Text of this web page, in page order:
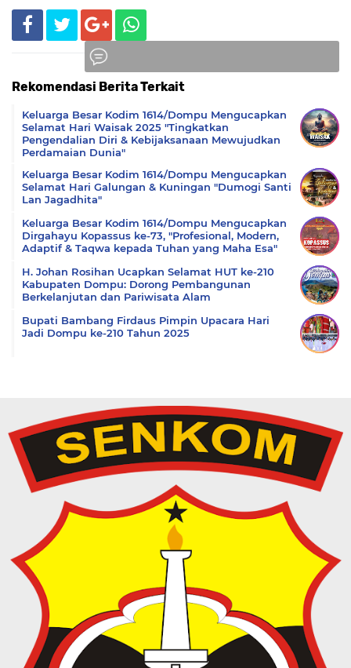
Rekomendasi Berita Terkait
Keluarga Besar Kodim 1614/Dompu Mengucapkan
Selamat Hari Waisak 2025 "Tingkatkan
Pengendalian Diri & Kebijaksanaan Mewujudkan
Perdamaian Dunia"
Keluarga Besar Kodim 1614/Dompu Mengucapkan
Selamat Hari Galungan & Kuningan "Dumogi Santi
Lan Jagadhita"
Keluarga Besar Kodim 1614/Dompu Mengucapkan
Dirgahayu Kopassus ke-73, "Profesional, Modern,
Adaptif & Taqwa kepada Tuhan yang Maha Esa"
H. Johan Rosihan Ucapkan Selamat HUT ke-210
Kabupaten Dompu: Dorong Pembangunan
Berkelanjutan dan Pariwisata Alam
Bupati Bambang Firdaus Pimpin Upacara Hari
Jadi Dompu ke-210 Tahun 2025